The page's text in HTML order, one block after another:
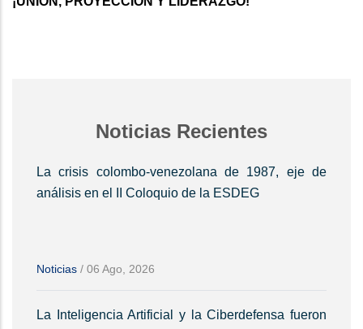
Noticias Recientes
La crisis colombo-venezolana de 1987, eje de
análisis en el II Coloquio de la ESDEG
Noticias / 06 Ago, 2026
La Inteligencia Artificial y la Ciberdefensa fueron